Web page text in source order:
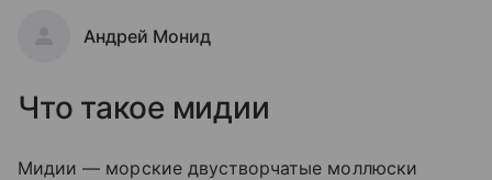
Андрей Монид
Что такое мидии
Мидии — морские двустворчатые моллюски